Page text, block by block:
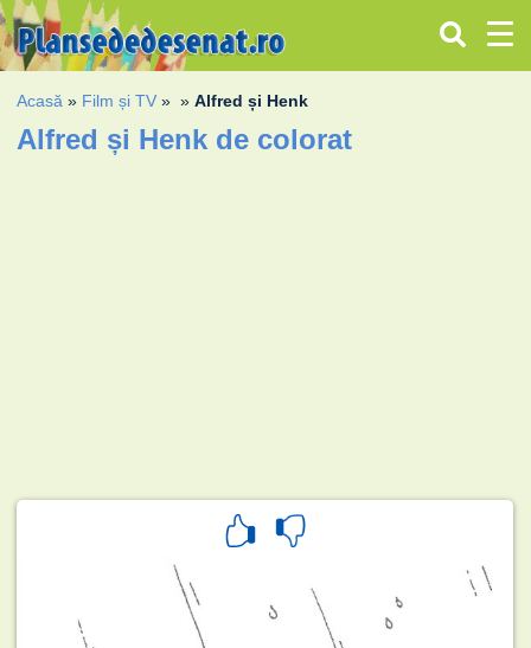
Acasă » Film și TV » »Alfred și Henk
Alfred și Henk de colorat